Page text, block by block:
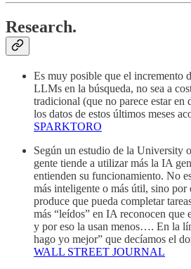
Research.
Es muy posible que el incremento
LLMs en la búsqueda, no sea a
tradicional (que no parece estar en
los datos de estos últimos meses
SPARKTORO
Según un estudio de la University
gente tiende a utilizar más la IA
entienden su funcionamiento. No
más inteligente o más útil, sino por
produce que pueda completar
más “leídos” en IA reconocen que
y por eso la usan menos…. En la
hago yo mejor” que decíamos el
WALL STREET JOURNAL